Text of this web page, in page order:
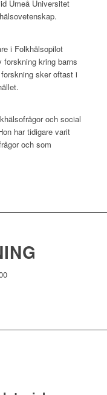
Umeå Universitet
i Folkhälsopilot
kring barns
sker oftast i
och social
har tidigare varit
och som